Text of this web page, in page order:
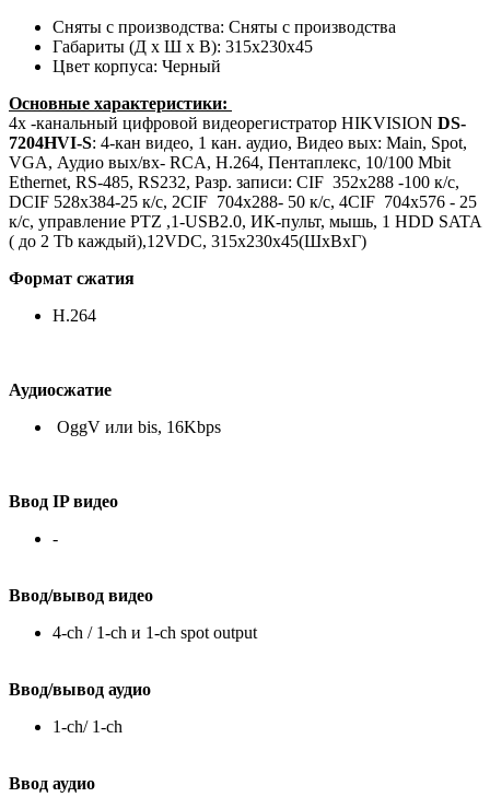
Сняты с производства: Сняты с производства
Габариты (Д х Ш х В): 315x230x45
Цвет корпуса: Черный
Основные характеристики:
4х -канальный цифровой видеорегистратор HIKVISION DS-
7204HVI-S: 4-кан видео, 1 кан. аудио, Видео вых: Main, Spot,
VGA, Аудио вых/вх- RCA, H.264, Пентаплекс, 10/100 Mbit
Ethernet, RS-485, RS232, Разр. записи: CIF 352x288 -100 к/c,
DCIF 528x384-25 к/с, 2CIF 704x288- 50 к/с, 4CIF 704x576 - 25
к/с, управление PTZ ,1-USB2.0, ИК-пульт, мышь, 1 HDD SATA
( до 2 Tb каждый),12VDC, 315x230x45(ШхВхГ)
Формат сжатия
H.264
Аудиосжатие
OggV или bis, 16Kbps
Ввод IP видео
-
Ввод/вывод видео
4-ch / 1-ch и 1-ch spot output
Ввод/вывод аудио
1-сh/ 1-ch
Ввод аудио